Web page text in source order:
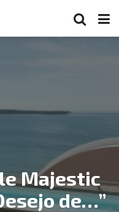
Majestic
de…”